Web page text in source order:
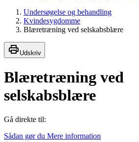
Undersøgelse og behandling
Kvindesygdomme
Blæretræning ved selskabsblære
Udskriv
Blæretræning ved
selskabsblære
Gå direkte til:
Sådan gør du Mere information